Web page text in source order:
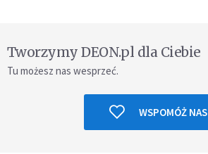
Tworzymy DEON.pl dla Ciebie
Tu możesz nas wesprzeć.
WSPOMÓŻ NAS